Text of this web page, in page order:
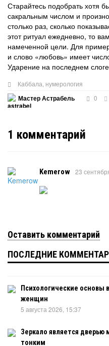
Старайтесь подобрать хотя
сакральным числом и
столько раз, сколько
этот ритуал ежедневно, то
намеченной цели. Для
и слово «любовь» имеет
Ударение на последнем
Каббала нумерология
Мастер Астрабель
0
1 комментарий
Kemerow 23
Оставить комментарий
ПОСЛЕДНИЕ
Психологические основы
женщин
5 августа 2026, 15:37
Зеркало является
тонким